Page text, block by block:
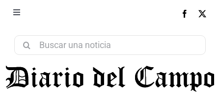
Toggle
Aviso Legal
Política de Privacidad
Buscar:
NEXT